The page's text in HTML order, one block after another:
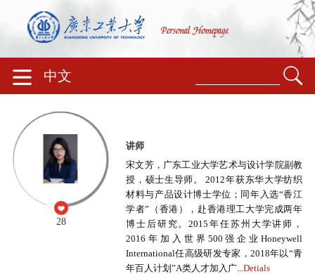
中文
28
讲师
宋文芳，广东工业大学艺术与设计学院副教
授，硕士生导师。 2012年获东华大学纺织
材料与产品设计博士学位；同年入选“香江
学者”（香港），赴香港理工大学完成两年
博士后研究。2015年任苏州大学讲师，
2016年加入世界500强企业Honeywell
International任高级研发专家，2018年以“青
年百人计划”A类人才加入广...Detials